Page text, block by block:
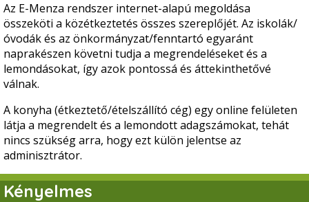
Az E-Menza rendszer internet-alapú megoldása
összeköti a közétkeztetés összes szereplőjét. Az iskolák/
óvodák és az önkormányzat/fenntartó egyaránt
naprakészen követni tudja a megrendeléseket és a
lemondásokat, így azok pontossá és áttekinthetővé
válnak.
A konyha (étkeztető/ételszállító cég) egy online felületen
látja a megrendelt és a lemondott adagszámokat, tehát
nincs szükség arra, hogy ezt külön jelentse az
adminisztrátor.
Kényelmes